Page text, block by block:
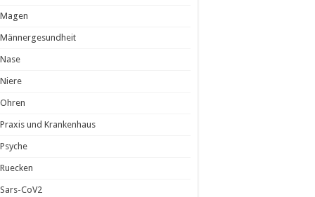
Magen
Männergesundheit
Nase
Niere
Ohren
Praxis und Krankenhaus
Psyche
Ruecken
Sars-CoV2